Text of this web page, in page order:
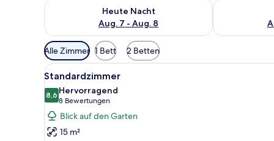
Heute Nacht
Aug. 7 - Aug. 8
Überprüfe die Verfügbarkeit für heute Nacht, Aug. 7
Überprüfe
Verfügbare
Filter
für
Zimmer
Alle Zimmer 1 Bett 2 Betten
Alle
Fotos
für
Standardzimmer
anzeigen
Ein Hotelzimmer mit einem
9
Standardzimmer
8,68,6 von 10
Hervorragend
8 Bewertungen
(8
Bewertungen)
Blick auf den Garten
15 m²